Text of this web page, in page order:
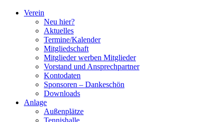
Verein
Neu hier?
Aktuelles
Termine/Kalender
Mitgliedschaft
Mitglieder werben Mitglieder
Vorstand und Ansprechpartner
Kontodaten
Sponsoren – Dankeschön
Downloads
Anlage
Außenplätze
Tennishalle